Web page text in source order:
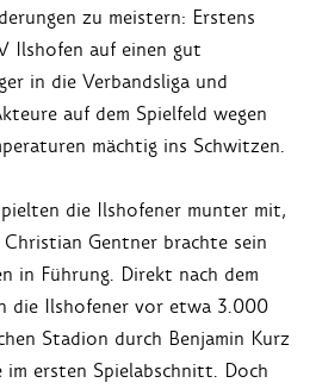
zu meistern: Erstens
Ilshofen auf einen gut
in die Verbandsliga und
auf dem Spielfeld wegen
mächtig ins Schwitzen.
die Ilshofener munter mit,
Gentner brachte sein
in Führung. Direkt nach dem
die Ilshofener vor etwa 3.000
Stadion durch Benjamin Kurz
im ersten Spielabschnitt. Doch